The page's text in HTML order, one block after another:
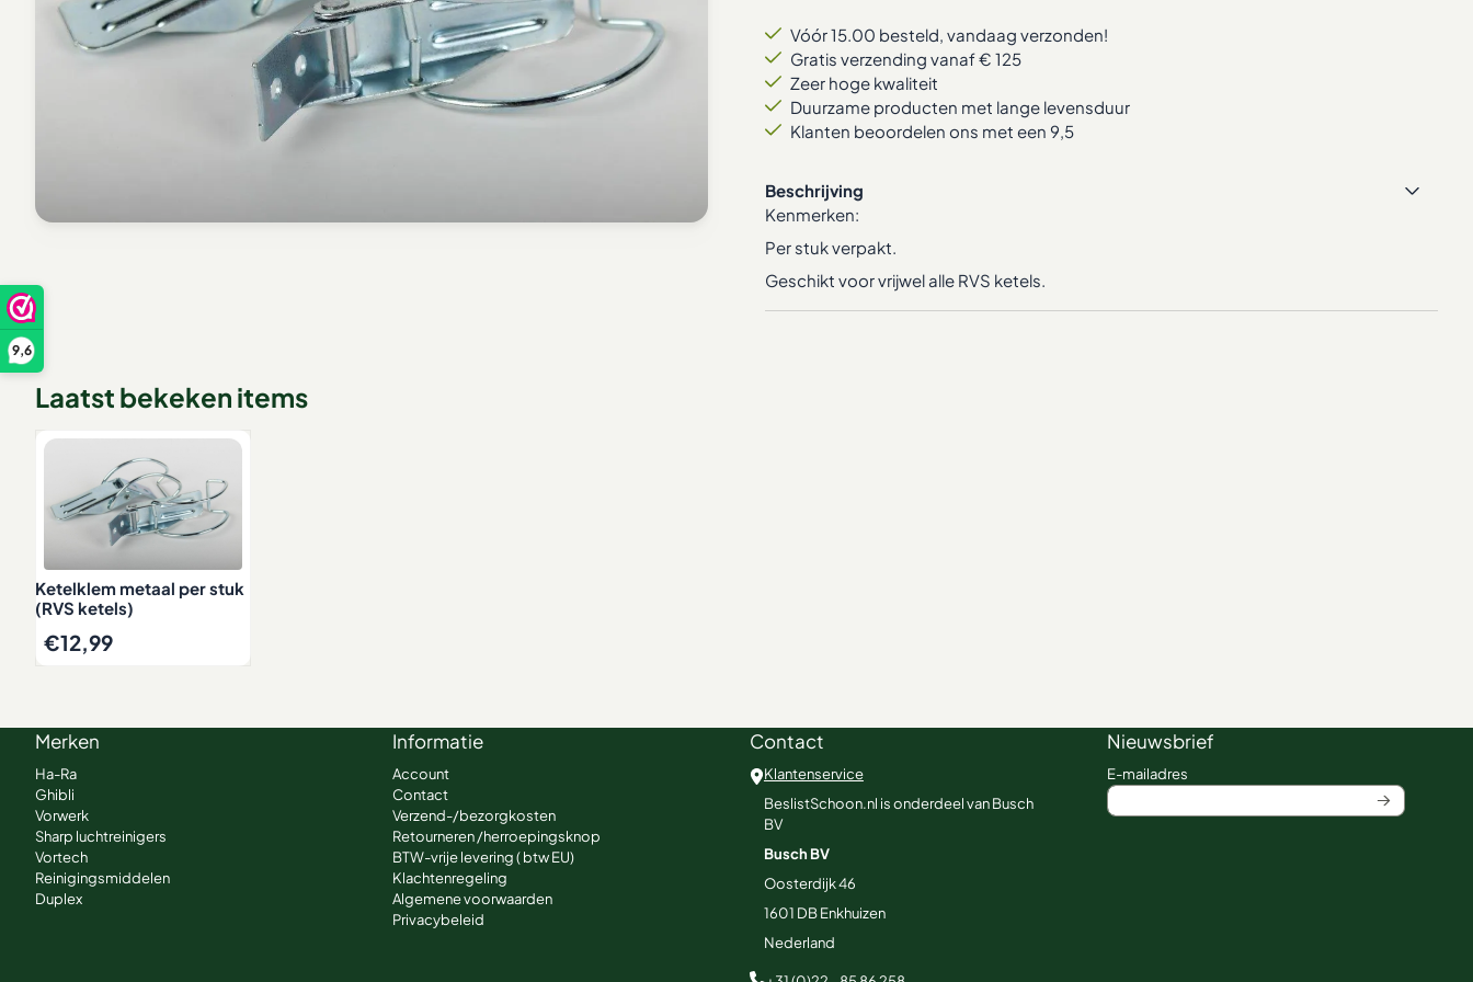
9,6
Vóór 15.00 besteld, vandaag verzonden!
Gratis verzending vanaf € 125
Zeer hoge kwaliteit
Duurzame producten met lange levensduur
Klanten beoordelen ons met een 9,5
Beschrijving
Kenmerken:
Per stuk verpakt.
Geschikt voor vrijwel alle RVS ketels.
Laatst bekeken items
Ketelklem metaal per stuk
(RVS ketels)
€12,99
Merken
Ha-Ra
Ghibli
Vorwerk
Sharp luchtreinigers
Vortech
Reinigingsmiddelen
Duplex
Informatie
Account
Contact
Verzend-/bezorgkosten
Retourneren /herroepingsknop
BTW-vrije levering ( btw EU)
Klachtenregeling
Algemene voorwaarden
Privacybeleid
Contact
Klantenservice
BeslistSchoon.nl is onderdeel van Busch
BV
Busch BV
Oosterdijk 46
1601 DBEnkhuizen
Nederland
Nieuwsbrief
E-mailadresVul je e-mailadres in voor de nieuwsbrief